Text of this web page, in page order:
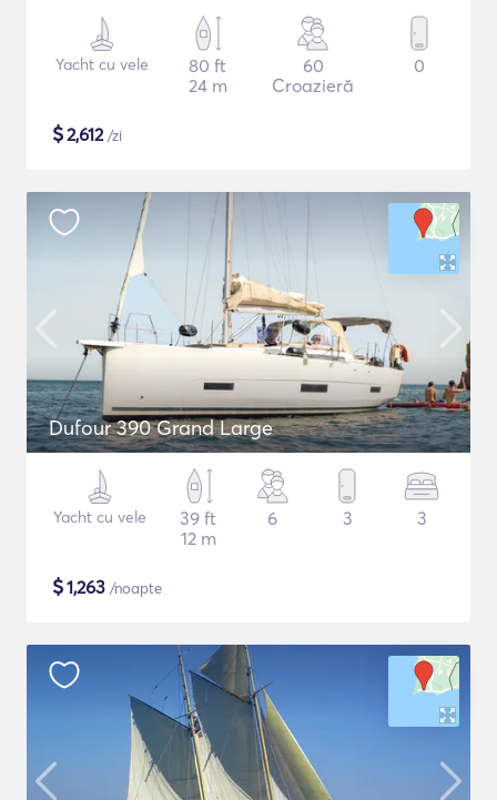
Yacht cu vele
80 ft
24 m
60
Croazieră
0
$2,612/zi
Dufour 390 Grand Large
Yacht cu vele
39 ft
12 m
6 3 3
$1,263 /noapte